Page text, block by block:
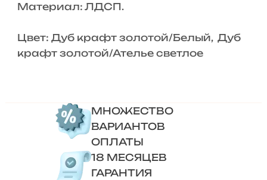
Материал: ЛДСП.
Цвет: Дуб крафт золотой/Белый, Дуб
крафт золотой/Ателье светлое
МНОЖЕСТВО
ВАРИАНТОВ
ОПЛАТЫ
18 МЕСЯЦЕВ
ГАРАНТИЯ